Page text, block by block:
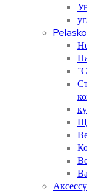
Pelasko